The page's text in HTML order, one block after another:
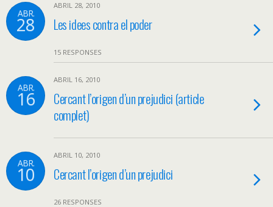
ABR.
28
ABRIL 28, 2010
Les idees contra el poder
15 RESPONSES
ABR.
16
ABRIL 16, 2010
Cercant l’origen d’un prejudici (article
complet)
ABR.
10
ABRIL 10, 2010
Cercant l’origen d’un prejudici
26 RESPONSES